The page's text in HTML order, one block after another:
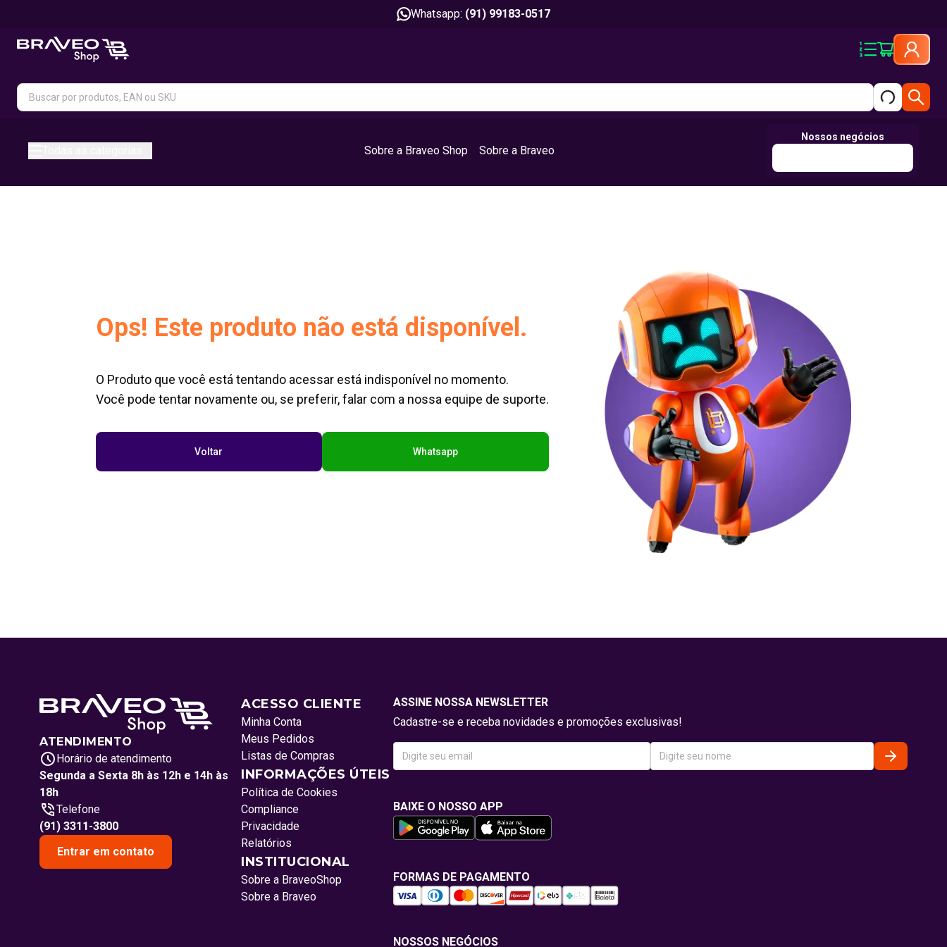
Whatsapp: (91) 99183-0517
Sobre a Braveo Shop Sobre a Braveo
Nossos negócios
Ops! Este produto não está disponível.
O Produto que você está tentando acessar está indisponível no momento.
Você pode tentar novamente ou, se preferir, falar com a nossa equipe de suporte.
Voltar Whatsapp
ATENDIMENTO
Horário de atendimento
Segunda a Sexta 8h às 12h e 14h às
18h
Telefone
(91) 3311-3800
Entrar em contato
ACESSO CLIENTE
Minha Conta
Meus Pedidos
Listas de Compras
INFORMAÇÕES ÚTEIS
Política de Cookies
Compliance
Privacidade
Relatórios
INSTITUCIONAL
Sobre a BraveoShop
Sobre a Braveo
ASSINE NOSSA NEWSLETTER
Cadastre-se e receba novidades e promoções exclusivas!
BAIXE O NOSSO APP
FORMAS DE PAGAMENTO
NOSSOS NEGÓCIOS